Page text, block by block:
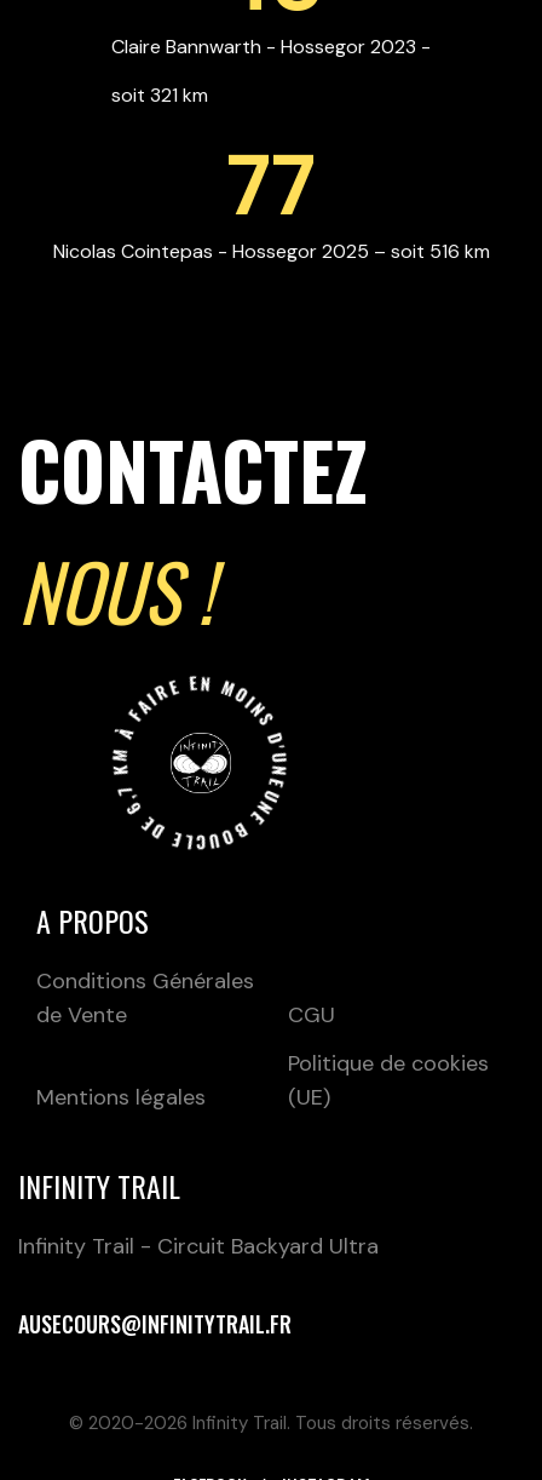
Claire Bannwarth - Hossegor 2023 -
soit 321 km
Nicolas Cointepas - Hossegor 2025 – soit 516 km
77
CONTACTEZ
NOUS !
UNE BOUCLE DE 6,7 KM À FAIRE EN MOINS D'UNE HEURE JUSQU'A L'INIFINI.
A PROPOS
Conditions Générales
de Vente
CGU
Mentions légales
Politique de cookies
(UE)
INFINITY TRAIL
Infinity Trail - Circuit Backyard Ultra
AUSECOURS@INFINITYTRAIL.FR
© 2020-2026 Infinity Trail. Tous droits réservés.